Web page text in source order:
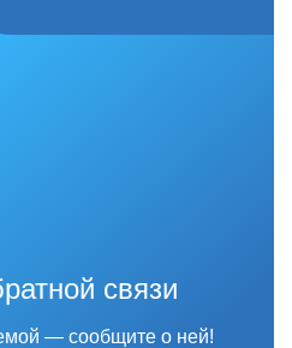
связи
— сообщите о ней!